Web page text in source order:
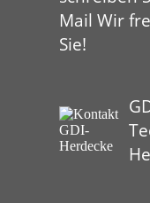
Mail Wir
Sie!